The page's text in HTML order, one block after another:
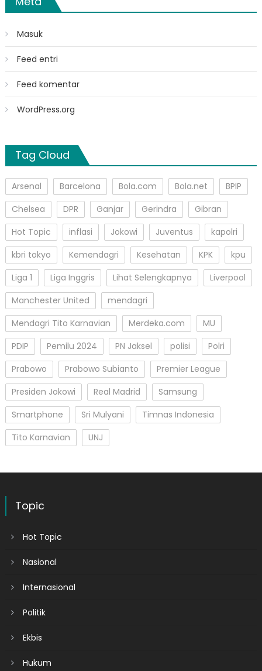
Masuk
Feed entri
Feed komentar
WordPress.org
Tag Cloud
Arsenal Barcelona Bola.com Bola.net
BPIP
Chelsea
DPR Ganjar Gerindra
Gibran
Hot Topic
inflasi Jokowi Juventus
kapolri
kbri tokyo
Kemendagri Kesehatan KPK
kpu
Liga 1
Liga Inggris Lihat Selengkapnya
Liverpool
Manchester United
mendagri
Mendagri Tito Karnavian
Merdeka.com
MU
PDIP
Pemilu 2024 PN Jaksel polisi
Polri
Prabowo
Prabowo Subianto
Premier League
Presiden Jokowi
Real Madrid
Samsung
Smartphone
Sri Mulyani
Timnas Indonesia
Tito Karnavian
UNJ
Topic
Hot Topic
Nasional
Internasional
Politik
Ekbis
Hukum